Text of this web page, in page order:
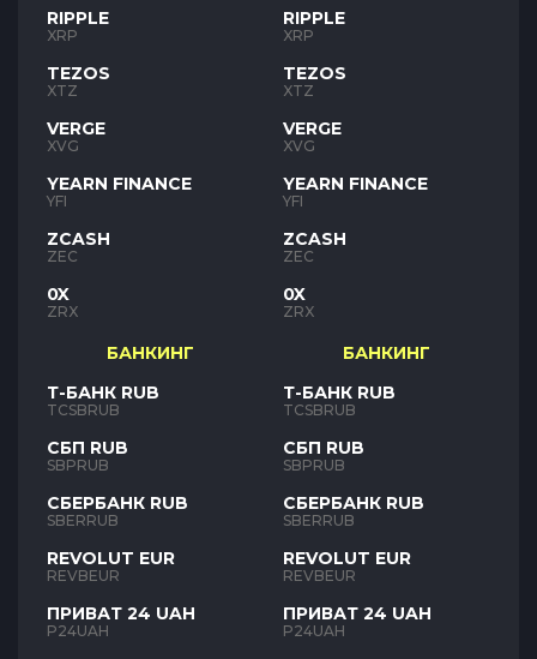
RIPPLE
XRP
TEZOS
XTZ
VERGE
XVG
YEARN FINANCE
YFI
ZCASH
ZEC
0X
ZRX
БАНКИНГ
Т-БАНК RUB
TCSBRUB
СБП RUB
SBPRUB
СБЕРБАНК RUB
SBERRUB
REVOLUT EUR
REVBEUR
ПРИВАТ 24 UAH
P24UAH
RIPPLE
XRP
TEZOS
XTZ
VERGE
XVG
YEARN FINANCE
YFI
ZCASH
ZEC
0X
ZRX
БАНКИНГ
Т-БАНК RUB
TCSBRUB
СБП RUB
SBPRUB
СБЕРБАНК RUB
SBERRUB
REVOLUT EUR
REVBEUR
ПРИВАТ 24 UAH
P24UAH